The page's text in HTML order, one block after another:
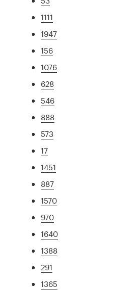
1111
1947
156
1076
628
546
888
573
17
1451
887
1570
970
1640
1388
291
1365